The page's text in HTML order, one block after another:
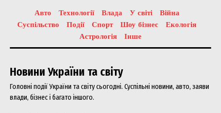
Авто Технології Влада У світі
Війна
Суспільство
Події Спорт Шоу бізнес
Екологія
Астрологія
Інше
Новини України та світу
Головні події України та світу сьогодні. Суспільні новини, авто, заяви
влади, бізнес і багато іншого.